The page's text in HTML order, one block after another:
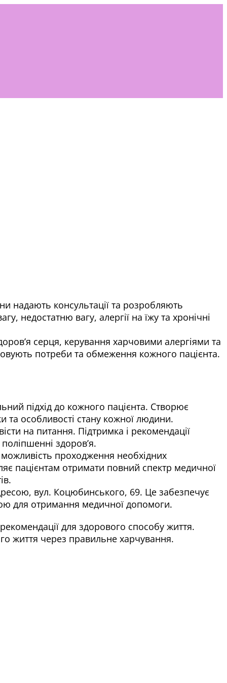
надають консультації та розробляють
недостатню вагу, алергії на їжу та хронічні
серця, керування харчовими алергіями та
потреби та обмеження кожного пацієнта.
підхід до кожного пацієнта. Створює
та особливості стану кожної людини.
на питання. Підтримка і рекомендації
здоров’я.
проходження необхідних
пацієнтам отримати повний спектр медичної
вул. Коцюбинського, 69. Це забезпечує
для отримання медичної допомоги.
для здорового способу життя.
життя через правильне харчування.